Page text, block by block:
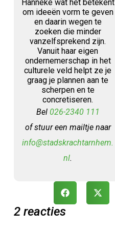
Hanneke wat het betekent
om ideeën vorm te geven
en daarin wegen te
zoeken die minder
vanzelfsprekend zijn.
Vanuit haar eigen
ondernemerschap in het
culturele veld helpt ze je
graag je plannen aan te
scherpen en te
concretiseren.
Bel 026-2340 111
of stuur een mailtje naar
info@stadskrachtarnhem.
nl.
2 reacties